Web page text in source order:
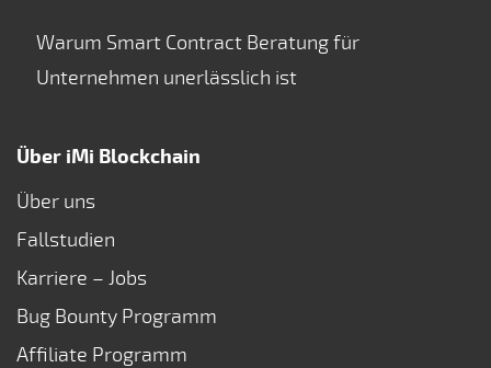
Warum Smart Contract Beratung für
Unternehmen unerlässlich ist
Über iMi Blockchain
Über uns
Fallstudien
Karriere – Jobs
Bug Bounty Programm
Affiliate Programm